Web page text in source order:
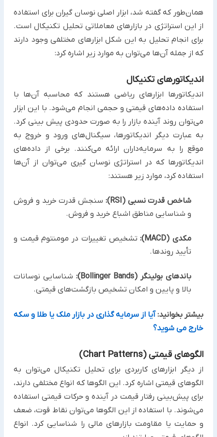
همان‌طور که گفته شد، ابزار اصلی نوسان‌ گیران برای استفاده
از این استراتژی در بازارهای معاملاتی تحلیل تکنیکال است.
برای انجام تحلیل به این شکل ابزارهای مختلفی وجود دارند
که از جمله آن‌ها می‌توان به موارد زیر اشاره کرد:
اندیکاتورهای تکنیکال
اندیکاتورها ابزارهای ریاضی هستند که محاسبه آن‌ها با
استفاده داده‌های قیمتی و حجمی انجام می‌شود. با این ابزار
می‌توان روند آینده بازار را به صورت حدودی پیش ‌بینی کرد.
به عبارت دیگر اندیکاتورها، سیگنال‌های ورود و خروج به
موقع را به سرمایه‌داران ارائه می‌کنند. برخی از داده‌های
اندیکاتورها که در استراتژی نوسان گیری می‌توان از آن‌ها
استفاده کرد، موارد زیر هستند:
شاخص قدرت نسبی (RSI):
سنجش قدرت خرید و فروش
و شناسایی مناطق اشباع خرید و فروش.
مکدی (MACD):
تشخیص تغییرات در مومنتوم قیمت و
تأیید روندها.
باندهای بولینگر (Bollinger Bands):
شناسایی نوسانات
بالا و پایین و امکان تشخیص بازگشت‌های قیمتی.
بیشتر بخوانید:آیا از سرمایه گذاری در بازار ملک یا طلا و سکه
خارج می شوید؟
الگوهای قیمتی (Chart Patterns)
از دیگر ابزارهای کاربردی برای تحلیل تکنیکال می‌توان به
الگوهای قیمتی اشاره کرد. این الگوها که انواع مختلفی دارند،
برای پیش‌بینی رفتار قیمت در آینده و حرکات قیمتی استفاده
می‌شوند. با استفاده از این الگوها می‌توان نقاط قوت، ضعف
و حمایت یا مقاومت بازارهای مالی را شناسایی کرد. انواع